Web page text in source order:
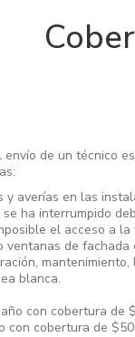
residencia o pasaporte.
de un técnico
averías en las
ha interrumpido
el acceso a la
de fachada
blanca.
con cobertura de
con cobertura de